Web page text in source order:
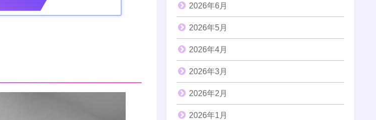
2026年6月
2026年5月
2026年4月
2026年3月
2026年2月
2026年1月